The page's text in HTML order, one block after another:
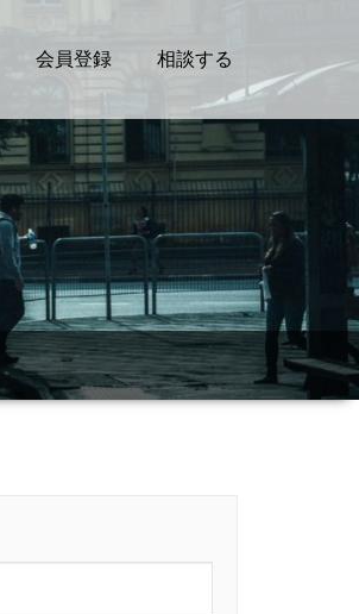
会員登録 相談する